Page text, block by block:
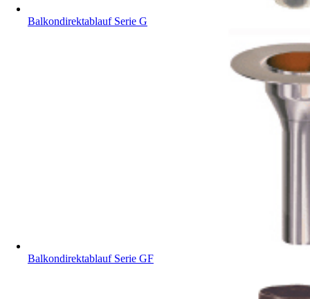
Balkondirektablauf Serie G
Balkondirektablauf Serie GF